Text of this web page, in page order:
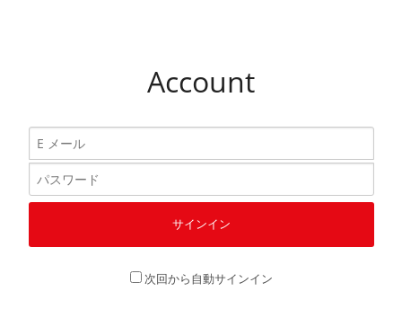
Account
次回から自動サインイン